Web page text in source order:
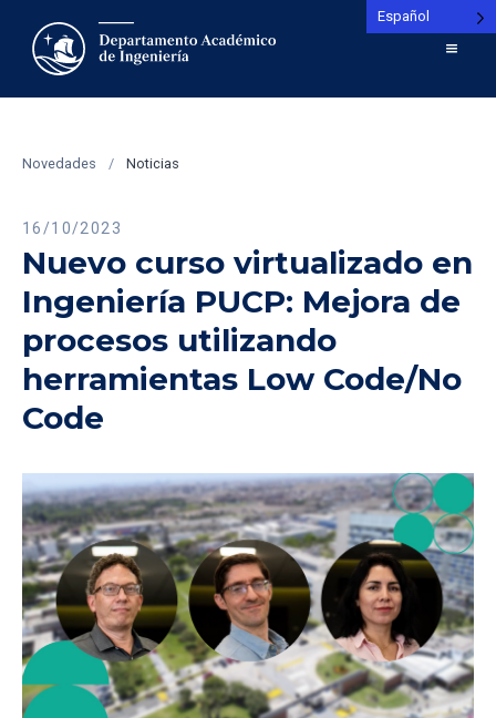
Novedades / Noticias
16/10/2023
Nuevo curso virtualizado en
Ingeniería PUCP: Mejora de
procesos utilizando
herramientas Low Code/No
Code
Español